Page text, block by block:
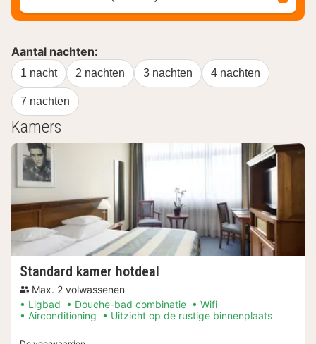
Aantal nachten:
1 nacht 2 nachten 3 nachten 4 nachten
7 nachten
Kamers
Standard kamer hotdeal
Max. 2 volwassenen
Ligbad
Douche-bad combinatie
Wifi
Airconditioning
Uitzicht op de rustige binnenplaats